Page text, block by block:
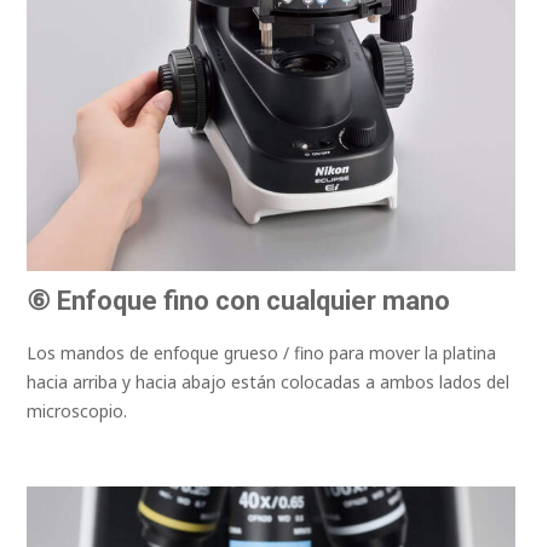
⑥ Enfoque fino con cualquier mano
Los mandos de enfoque grueso / fino para mover la platina
hacia arriba y hacia abajo están colocadas a ambos lados del
microscopio.